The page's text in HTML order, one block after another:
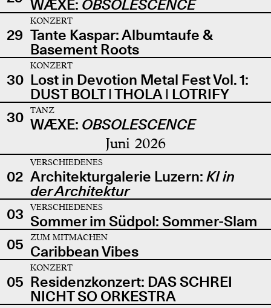
WÆXE: OBSOLESCENCE
29
KONZERT
Tante Kaspar: Albumtaufe &
Basement Roots
30
KONZERT
Lost in Devotion Metal Fest Vol. 1:
DUST BOLT | THOLA | LOTRIFY
30
TANZ
WÆXE: OBSOLESCENCE
Juni 2026
02
VERSCHIEDENES
Architekturgalerie Luzern: KI in
der Architektur
03
VERSCHIEDENES
Sommer im Südpol: Sommer-Slam
05
ZUM MITMACHEN
Caribbean Vibes
05
KONZERT
Residenzkonzert: DAS SCHREI
NICHT SO ORKESTRA